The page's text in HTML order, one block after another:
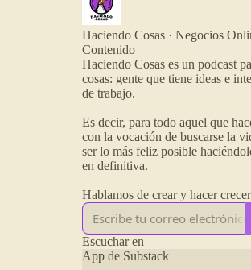
Haciendo Cosas · Negocios
Contenido
Haciendo Cosas es un podcast
cosas: gente que tiene ideas e
de trabajo.
Es decir, para todo aquel que
con la vocación de buscarse la
ser lo más feliz posible
en definitiva.
Hablamos de crear y hacer
negocios en internet, estrategias
contenidos y herramientas para
camino o distraernos también un
En resumen: buscarse la vida en
Escuchar en
App de Substack